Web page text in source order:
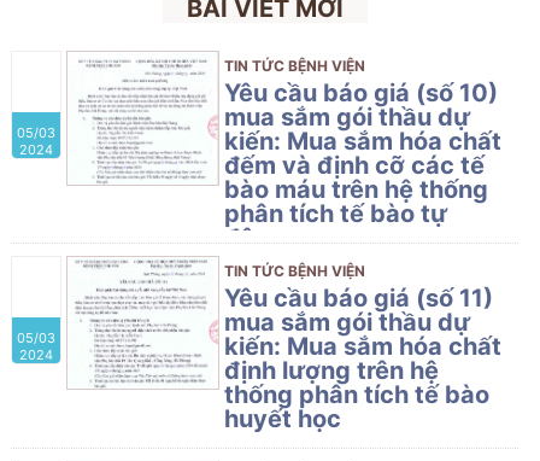
BÀI VIẾT MỚI
05/03
2024
TIN TỨC BỆNH VIỆN
Yêu cầu báo giá (số 10)
mua sắm gói thầu dự
kiến: Mua sắm hóa chất
đếm và định cỡ các tế
bào máu trên hệ thống
phân tích tế bào tự
động
Bệnh viện Phụ Sản có nhu cầu tiếp
nhận báo giá để tham khảo, xây
dựng giá gói thầu, làm cơ sở tổ
chức lựa chọn nhà thầu mua sắm
gói thầu dự kiến: Mua sắm hóa chất
đếm và định cỡ các tế bào máu
trên hệ thống phân tích tế bào tự
động của Bệnh viện Phụ Sản Hải
05/03
2024
TIN TỨC BỆNH VIỆN
Yêu cầu báo giá (số 11)
mua sắm gói thầu dự
kiến: Mua sắm hóa chất
định lượng trên hệ
thống phân tích tế bào
huyết học
Bệnh viện Phụ Sản có nhu